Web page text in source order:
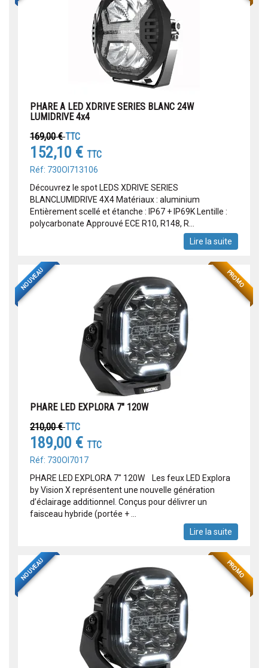
PHARE A LED XDRIVE SERIES BLANC 24W
LUMIDRIVE 4x4
169,00 €TTC
152,10 € TTC
Réf: 730OI713106
Découvrez le spot LEDS XDRIVE SERIES
BLANCLUMIDRIVE 4X4 Matériaux : aluminium
Entièrement scellé et étanche : IP67 + IP69K Lentille :
polycarbonate Approuvé ECE R10, R148, R...
Lire la suite
PROMO
NOUVEAU
PHARE LED EXPLORA 7" 120W
210,00 €TTC
189,00 € TTC
Réf: 730OI7017
PHARE LED EXPLORA 7" 120W Les feux LED Explora
by Vision X représentent une nouvelle génération
d’éclairage additionnel. Conçus pour délivrer un
faisceau hybride (portée + ...
Lire la suite
PROMO
NOUVEAU